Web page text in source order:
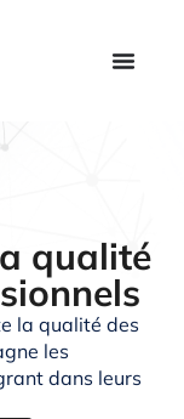
qualité
la qualité des
les
dans leurs